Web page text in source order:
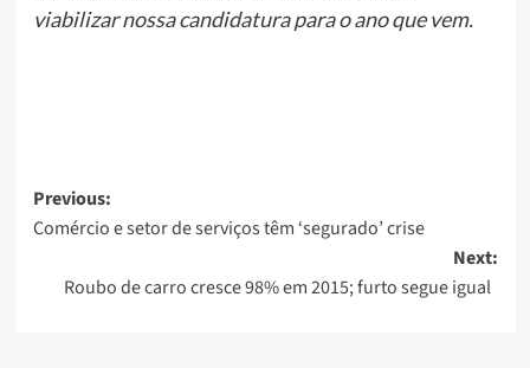
viabilizar nossa candidatura para o ano que vem.
Post
navigation
Previous:
Comércio e setor de serviços têm ‘segurado’ crise
Next:
Roubo de carro cresce 98% em 2015; furto segue igual